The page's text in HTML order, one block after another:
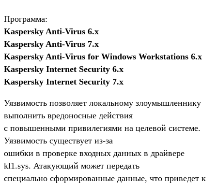
Программа:
Kaspersky Anti-Virus 6.x
Kaspersky Anti-Virus 7.x
Kaspersky Anti-Virus for Windows Workstations 6.x
Kaspersky Internet Security 6.x
Kaspersky Internet Security 7.x
Уязвимость позволяет локальному злоумышленнику
выполнить вредоносные действия
с повышенными привилегиями на целевой системе.
Уязвимость существует из-за
ошибки в проверке входных данных в драйвере
kl1.sys. Атакующий может передать
специально сформированные данные, что приведет к